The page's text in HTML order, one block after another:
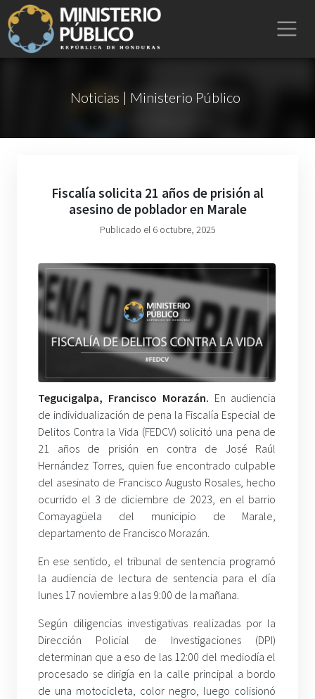
Noticias | Ministerio Público
Fiscalía solicita 21 años de prisión al
asesino de poblador en Marale
Publicado el 6 octubre, 2025
Tegucigalpa, Francisco Morazán. En audiencia
de individualización de pena la Fiscalía Especial de
Delitos Contra la Vida (FEDCV) solicitó una pena de
21 años de prisión en contra de José Raúl
Hernández Torres, quien fue encontrado culpable
del asesinato de Francisco Augusto Rosales, hecho
ocurrido el 3 de diciembre de 2023, en el barrio
Comayagüela del municipio de Marale,
departamento de Francisco Morazán.
En ese sentido, el tribunal de sentencia programó
la audiencia de lectura de sentencia para el día
lunes 17 noviembre a las 9:00 de la mañana.
Según diligencias investigativas realizadas por la
Dirección Policial de Investigaciones (DPI)
determinan que a eso de las 12:00 del mediodía el
procesado se dirigía en la calle principal a bordo
de una motocicleta, color negro, luego colisionó